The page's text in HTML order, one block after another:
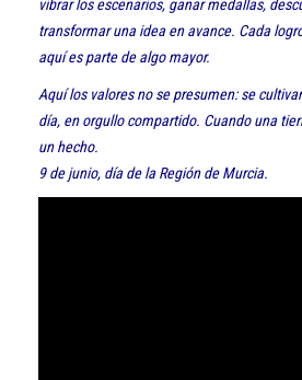
vibrar los escenarios, ganar medallas,
transformar una idea en avance. Cada
aquí es parte de algo mayor.
Aquí los valores no se presumen: se
día, en orgullo compartido. Cuando una
un hecho.
9 de junio, día de la Región de Murcia.